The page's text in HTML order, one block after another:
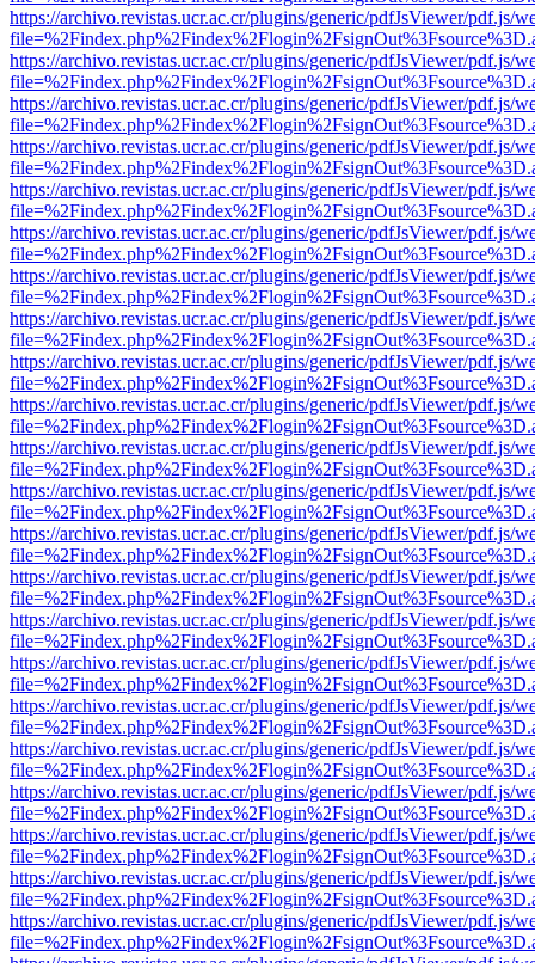
https://archivo.revistas.ucr.ac.cr/plugins/generic/pdfJsViewer/pdf.js/
https://archivo.revistas.ucr.ac.cr/plugins/generic/pdfJsViewer/pdf.js/
https://archivo.revistas.ucr.ac.cr/plugins/generic/pdfJsViewer/pdf.js/
https://archivo.revistas.ucr.ac.cr/plugins/generic/pdfJsViewer/pdf.js/
https://archivo.revistas.ucr.ac.cr/plugins/generic/pdfJsViewer/pdf.js/
https://archivo.revistas.ucr.ac.cr/plugins/generic/pdfJsViewer/pdf.js/
https://archivo.revistas.ucr.ac.cr/plugins/generic/pdfJsViewer/pdf.js/
https://archivo.revistas.ucr.ac.cr/plugins/generic/pdfJsViewer/pdf.js/
https://archivo.revistas.ucr.ac.cr/plugins/generic/pdfJsViewer/pdf.js/
https://archivo.revistas.ucr.ac.cr/plugins/generic/pdfJsViewer/pdf.js/
https://archivo.revistas.ucr.ac.cr/plugins/generic/pdfJsViewer/pdf.js/
https://archivo.revistas.ucr.ac.cr/plugins/generic/pdfJsViewer/pdf.js/
https://archivo.revistas.ucr.ac.cr/plugins/generic/pdfJsViewer/pdf.js/
https://archivo.revistas.ucr.ac.cr/plugins/generic/pdfJsViewer/pdf.js/
https://archivo.revistas.ucr.ac.cr/plugins/generic/pdfJsViewer/pdf.js/
https://archivo.revistas.ucr.ac.cr/plugins/generic/pdfJsViewer/pdf.js/
https://archivo.revistas.ucr.ac.cr/plugins/generic/pdfJsViewer/pdf.js/
https://archivo.revistas.ucr.ac.cr/plugins/generic/pdfJsViewer/pdf.js/
https://archivo.revistas.ucr.ac.cr/plugins/generic/pdfJsViewer/pdf.js/
https://archivo.revistas.ucr.ac.cr/plugins/generic/pdfJsViewer/pdf.js/
https://archivo.revistas.ucr.ac.cr/plugins/generic/pdfJsViewer/pdf.js/
https://archivo.revistas.ucr.ac.cr/plugins/generic/pdfJsViewer/pdf.js/